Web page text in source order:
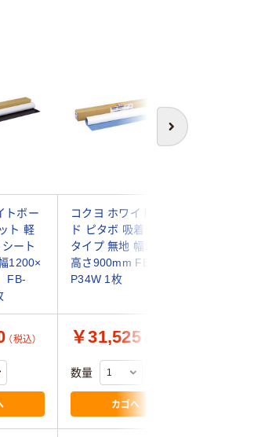
次へ
トボー
ト 軽
ート
1200×
FB-
コクヨ ホワイトボー
ド ピタボ 吸着シート
タイプ 無地 幅1200×
高さ900mm FB-
P34W 1枚
（税込） ￥31,525
数量
カゴへ